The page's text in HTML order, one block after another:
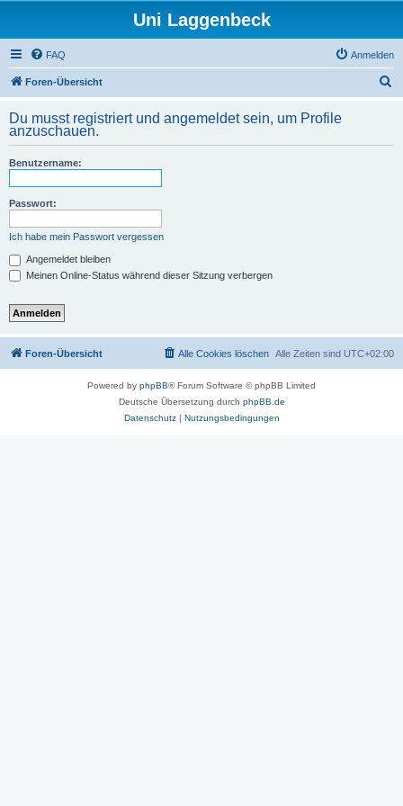
Uni Laggenbeck
FAQ Anmelden
Foren-Übersicht
h
Du musst registriert und angemeldet sein, um Profile
anzuschauen.
Benutzername:
Passwort:
Ich habe mein Passwort vergessen
Angemeldet bleiben
Meinen Online-Status während dieser Sitzung verbergen
Foren-Übersicht Alle Zeiten sind UTC+02:00
Alle Cookies löschen
Powered by phpBB® Forum Software © phpBB Limited
Deutsche Übersetzung durch phpBB.de
Datenschutz| Nutzungsbedingungen